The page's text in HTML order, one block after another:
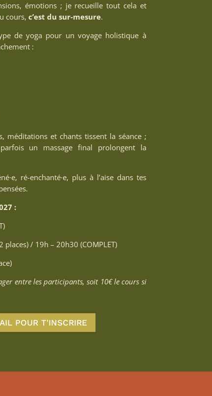
émotions ; je recueille tout cela et
cours, c’est du sur-mesure.
de yoga pour un voyage holistique à
:
méditations et chants tissent la séance ;
un massage final prolongent la
ré-enchanté·e, plus à l’aise dans tes
:
/ 19h – 20h30 (COMPLET)
entre les participants, soit 10€ le cours si
POUR T'INSCRIRE